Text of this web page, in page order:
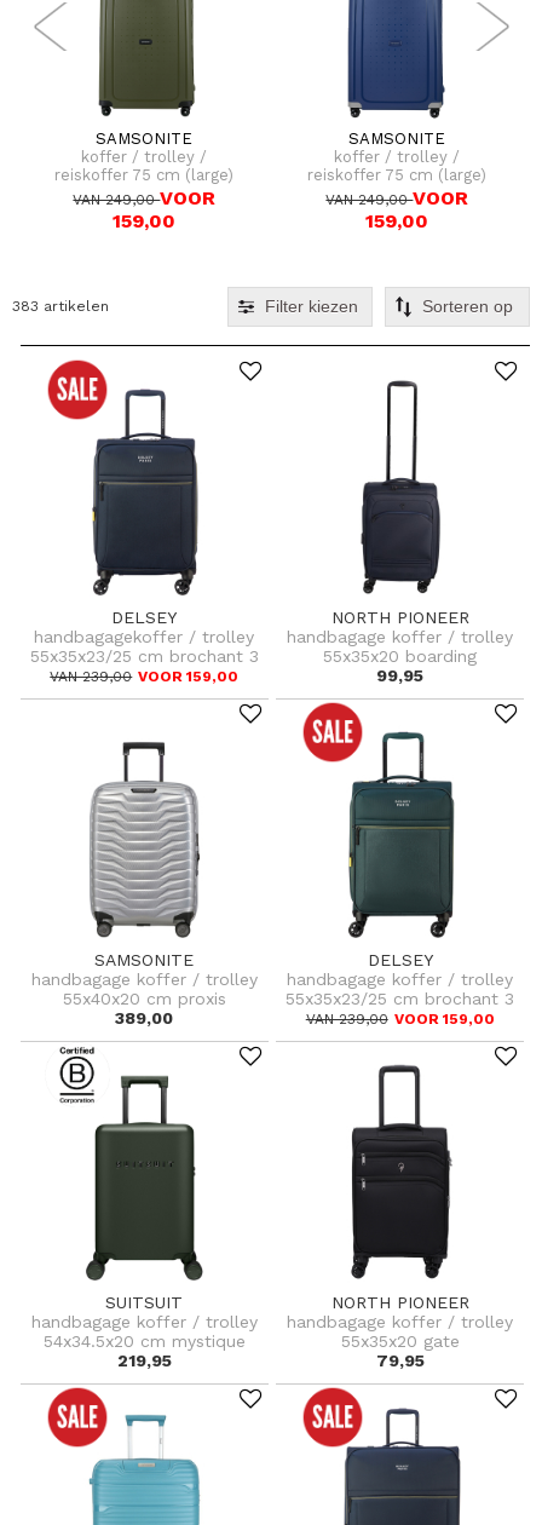
SAMSONITE
koffer / trolley /
reiskoffer 75 cm (large)
s'cure
VAN 249,00VOOR
159,00
SAMSONITE
koffer / trolley /
reiskoffer 75 cm (large)
s'cure
VAN 249,00VOOR
159,00
383 artikelen Filter kiezen
DELSEY
handbagagekoffer / trolley
55x35x23/25 cm brochant 3
VAN 239,00 VOOR 159,00
NORTH PIONEER
handbagage koffer / trolley
55x35x20 boarding
99,95
SAMSONITE
handbagage koffer / trolley
55x40x20 cm proxis
389,00
DELSEY
handbagage koffer / trolley
55x35x23/25 cm brochant 3
VAN 239,00 VOOR 159,00
SUITSUIT
handbagage koffer / trolley
54x34.5x20 cm mystique
219,95
NORTH PIONEER
handbagage koffer / trolley
55x35x20 gate
79,95